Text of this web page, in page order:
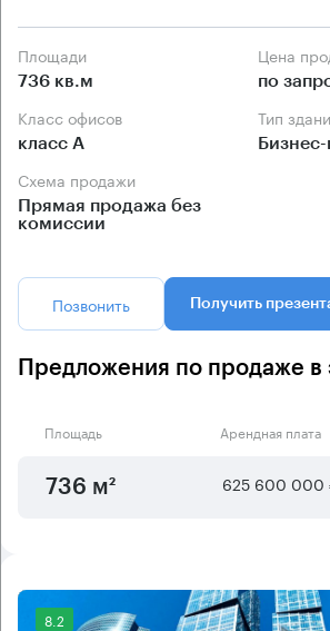
Площади
736 кв.м
Цена
по
Класс офисов
класс А
Тип
Схема продажи
Прямая продажа без
комиссии
Позвонить Получить
Предложения по продаже в
Площадь Арендная плата
736 м² 625 600 000
8.2